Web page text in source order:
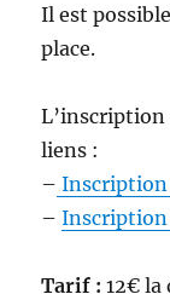
Il est
place.
L’inscription
liens :
– Inscription
–Inscription
Tarif : 12€ la